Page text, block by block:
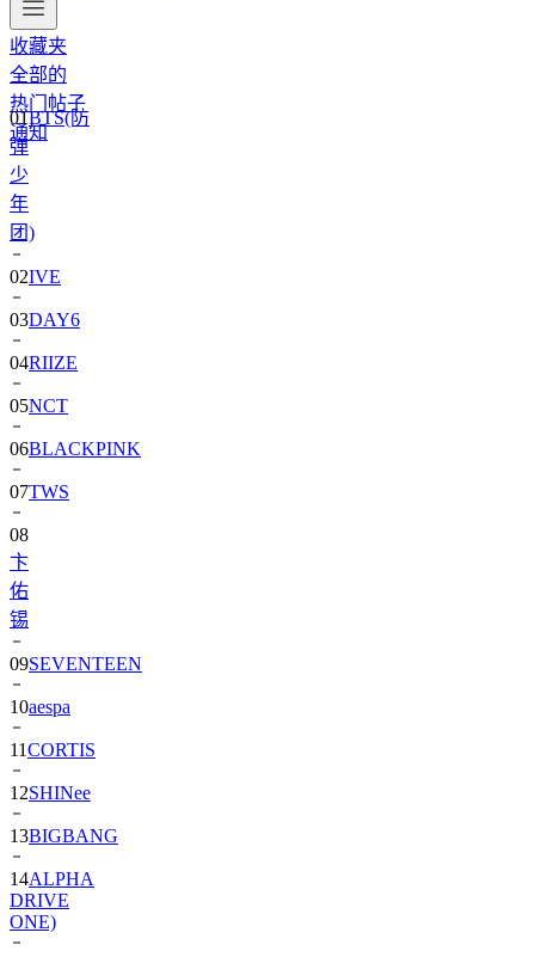
收藏夹
全部的
热门帖子
通知
01BTS(防
弹
少
年
团)
02IVE
03DAY6
04RIIZE
05NCT
06BLACKPINK
07TWS
08
卞
佑
锡
09
10aespa
11CORTIS
12SHINee
13BIGBANG
14ALPHA
DRIVE
ONE)
15NewJeans